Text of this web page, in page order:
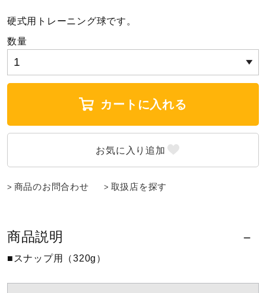
バドミントン
硬式用トレーニング球です。
数量
カートに入れる
商品のお問合わせ 取扱店を探す
商品説明
■スナップ用（320g）